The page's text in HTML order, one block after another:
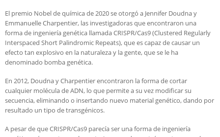
El premio Nobel de química de 2020 se otorgó a Jennifer Doudna y
Emmanuelle Charpentier, las investigadoras que encontraron una
forma de ingeniería genética llamada CRISPR/Cas9 (Clustered Regularly
Interspaced Short Palindromic Repeats), que es capaz de causar un
efecto tan explosivo en la naturaleza y la gente, que se le ha
denominado bomba genética.
En 2012, Doudna y Charpentier encontraron la forma de cortar
cualquier molécula de ADN, lo que permite a su vez modificar su
secuencia, eliminando o insertando nuevo material genético, dando por
resultado un tipo de transgénicos.
A pesar de que CRISPR/Cas9 parecía ser una forma de ingeniería